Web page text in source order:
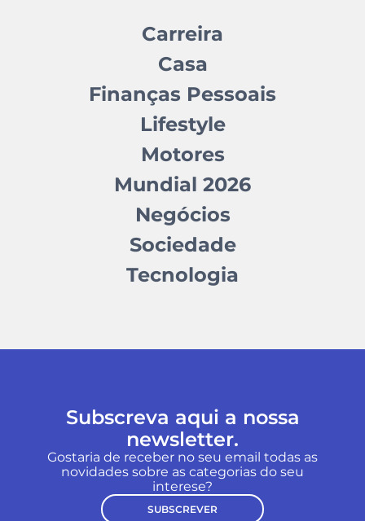
Carreira
Casa
Finanças Pessoais
Lifestyle
Motores
Mundial 2026
Negócios
Sociedade
Tecnologia
Subscreva aqui a nossa
newsletter.
Gostaria de receber no seu email todas as
novidades sobre as categorias do seu
interese?
SUBSCREVER